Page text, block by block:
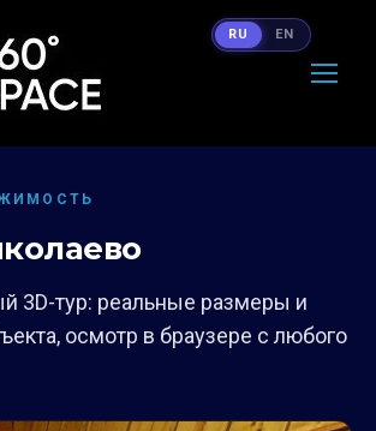
3D-тур: реальные размеры и
осмотр в браузере с любого
RU EN